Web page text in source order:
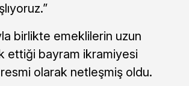
birlikte emeklilerin uzun
ettiği bayram ikramiyesi
olarak netleşmiş oldu.